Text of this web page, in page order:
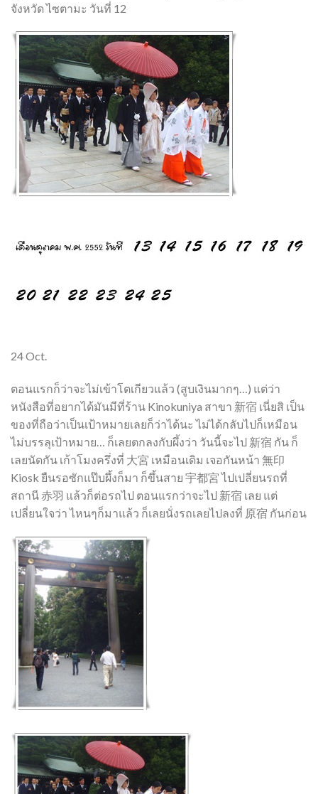
จังหวัด ไซตามะ วันที่ 12
24 Oct.
ตอนแรกก็ว่าจะไม่เข้าโตเกียวแล้ว (สูบเงินมากๆ…) แต่ว่า
หนังสือที่อยากได้มันมีที่ร้าน Kinokuniya สาขา 新宿 เนี่ยสิ เป็น
ของที่ถือว่าเป็นเป้าหมายเลยก็ว่าได้นะ ไม่ได้กลับไปก็เหมือน
ไม่บรรลุเป้าหมาย… ก็เลยตกลงกับผึ้งว่า วันนี้จะไป 新宿 กัน ก็
เลยนัดกัน เก้าโมงครึ่งที่ 大宮 เหมือนเดิม เจอกันหน้า 無印
Kiosk ยืนรอซักแป๊บผึ้งก็มา ก็ขึ้นสาย 宇都宮 ไปเปลี่ยนรถที่
สถานี 赤羽 แล้วก็ต่อรถไป ตอนแรกว่าจะไป 新宿 เลย แต่
เปลี่ยนใจว่า ไหนๆก็มาแล้ว ก็เลยนั่งรถเลยไปลงที่ 原宿 กันก่อน